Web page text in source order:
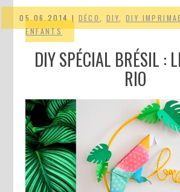
05.06.2014 | DÉCO ,DIY ,DIY
ENFANTS
DIY SPÉCIAL BRÉSIL :
RIO